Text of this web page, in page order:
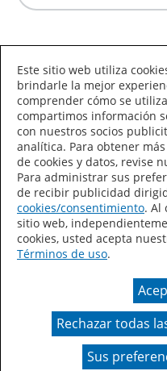
Declaración de
Términos de uso
Sus preferencias de
Ley de Cadenas de
Un color real puede
presentación en
Este sitio web utiliza
brindarle la mejor
comprender cómo se
compartimos información
con nuestros socios
analítica. Para obtener
de cookies y datos, revise
Para administrar sus
de recibir publicidad
cookies/consentimiento. Al
sitio web,
cookies, usted acepta
Términos de uso.
Rechazar todas
Sus